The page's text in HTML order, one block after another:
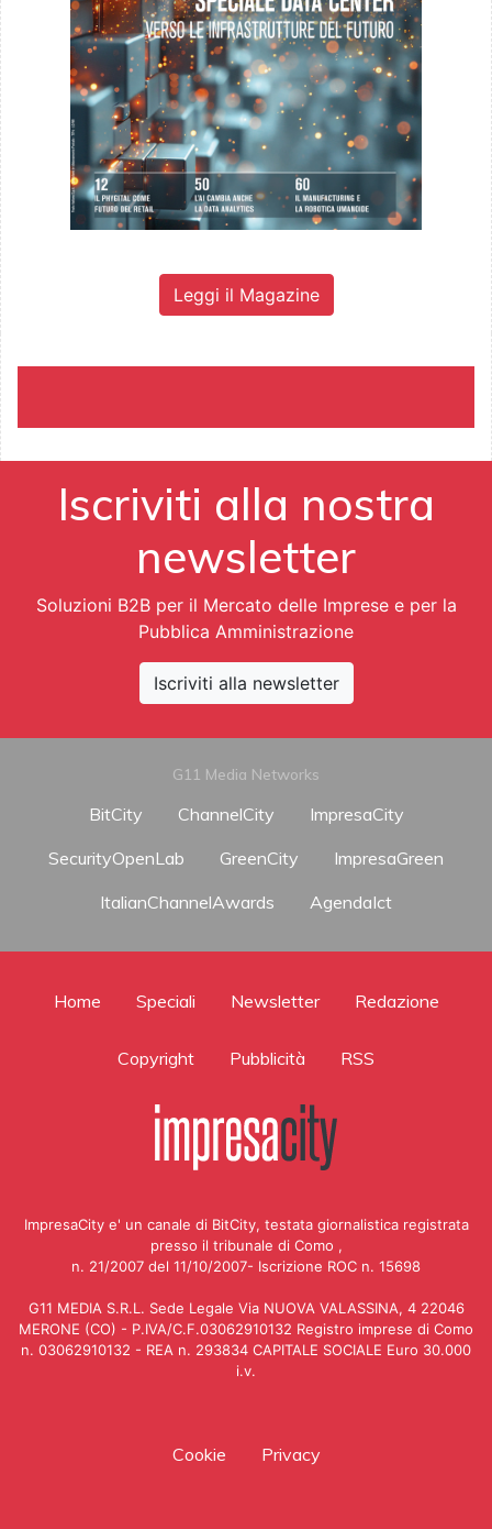
Leggi il Magazine
Iscriviti alla nostra
newsletter
Soluzioni B2B per il Mercato delle Imprese e per la
Pubblica Amministrazione
Iscriviti alla newsletter
G11 Media Networks
BitCity ChannelCity
ImpresaCity
SecurityOpenLab
GreenCity
ImpresaGreen
ItalianChannelAwards
AgendaIct
Home Speciali Newsletter Redazione
Copyright Pubblicità RSS
ImpresaCity e' un canale di BitCity, testata giornalistica registrata
presso il tribunale di Como ,
n. 21/2007 del 11/10/2007- Iscrizione ROC n. 15698
G11 MEDIA S.R.L. Sede Legale Via NUOVA VALASSINA, 4 22046
MERONE (CO) - P.IVA/C.F.03062910132 Registro imprese di Como
n. 03062910132 - REA n. 293834 CAPITALE SOCIALE Euro 30.000
i.v.
Cookie Privacy